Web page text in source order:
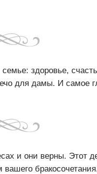
здоровье,
для дамы. И самое
и они верны. Этот